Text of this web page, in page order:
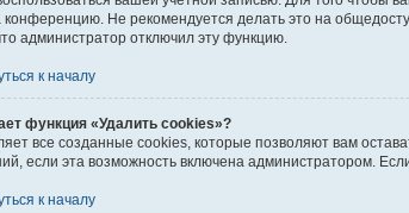
конференцию. Не рекомендуется делать это на
администратор отключил эту функцию.
к началу
функция «Удалить cookies»?
все созданные cookies, которые позволяют вам
если эта возможность включена администратором.
к началу